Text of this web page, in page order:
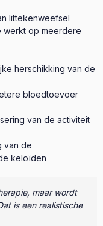
littekenweefsel
werkt op meerdere
herschikking van de
bloedtoevoer
van de activiteit
van de
keloïden
maar wordt
is een realistische